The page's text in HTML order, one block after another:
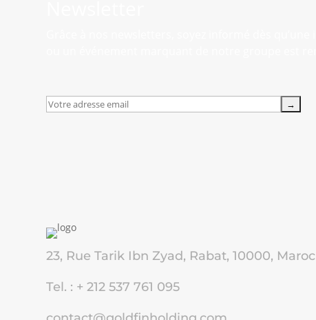
23, Rue Tarik Ibn Zyad, Rabat, 10000, Maroc
Tel. : + 212 537 761 095